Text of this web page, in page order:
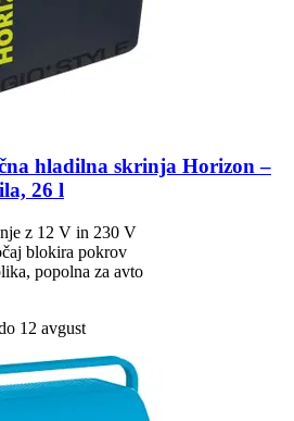
hladilna skrinja Horizon –
26 l
z 12 V in 230 V
blokira pokrov
popolna za avto
12 avgust